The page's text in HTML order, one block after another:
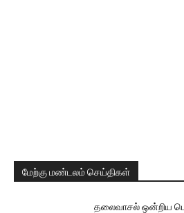
மேற்கு மண்டலம் செய்திகள்
தலைவாசல் ஒன்றிய